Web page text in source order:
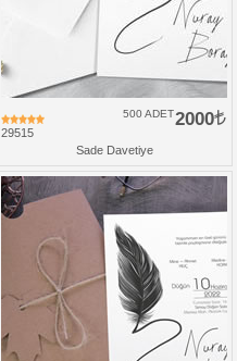
29515
2000
500 ADET
Sade Davetiye